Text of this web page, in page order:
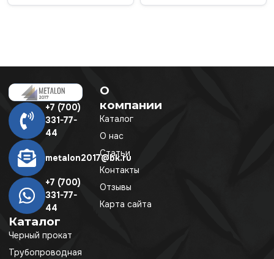
+7 (700)
331-77-
44
metalon2017@bk.ru
+7 (700)
331-77-
44
Каталог
Черный прокат
Трубопроводная
О
компании
Каталог
О нас
Статьи
Контакты
Отзывы
Карта сайта